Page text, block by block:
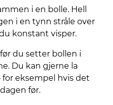
i en bolle. Hell
i en tynn stråle over
konstant visper.
du setter bollen i
Du kan gjerne la
eksempel hvis det
før.